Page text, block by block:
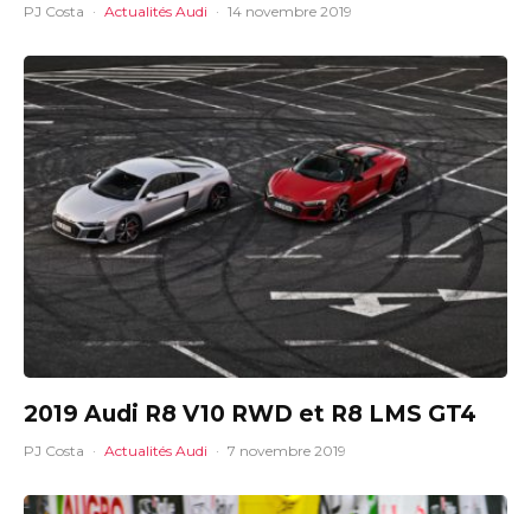
PJ Costa · Actualités Audi · 14 novembre 2019
2019 Audi R8 V10 RWD et R8 LMS GT4
PJ Costa · Actualités Audi · 7 novembre 2019